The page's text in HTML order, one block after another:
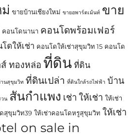
ขายบ้านเชียงใหม่ ขายอพาร์ตเม้นท์ ขาย
คอนโดนานา คอนโดพร้อมเฟอร์
ดให้เช่า คอนโดให้เช่าสุขุมวิท 15 คอนโด
ส์ ทองหล่อ ที่ดิน ที่ดิน
นสุขุมวิท ที่ดินเปล่า ที่ดินใกล้รถไฟฟ้า บ้าน
น สันกำแพง เช่า ให้เช่า ให้เช่า
สุขุมวิท39 ให้เช่าคอนโดหรูสุขุมวิท ให้เช่า
on sale in